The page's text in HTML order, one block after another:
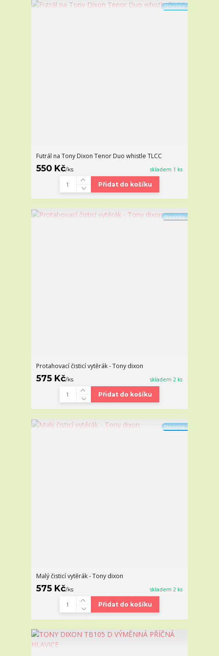
Novinka
Futrál na Tony Dixon Tenor Duo whistle TLCC
550 Kč/ks skladem 1 ks
Přidat do košíku
Novinka
Protahovací čisticí vytěrák - Tony dixon
575 Kč/ks skladem 2 ks
Přidat do košíku
Novinka
Malý čisticí vytěrák - Tony dixon
575 Kč/ks skladem 2 ks
Přidat do košíku